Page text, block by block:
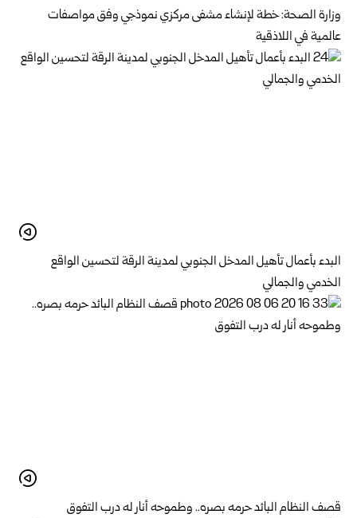
وزارة الصحة: خطة لإنشاء مشفى مركزي نموذجي وفق مواصفات
عالمية في اللاذقية
البدء بأعمال تأهيل المدخل الجنوبي لمدينة الرقة لتحسين الواقع
الخدمي والجمالي
قصف النظام البائد حرمه بصره.. وطموحه أنار له درب التفوق